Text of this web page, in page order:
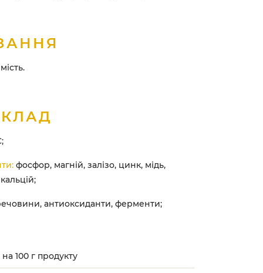
фосфор, магній, залізо, цинк, мідь,
антиоксиданти, ферменти;
на 100 г продукту